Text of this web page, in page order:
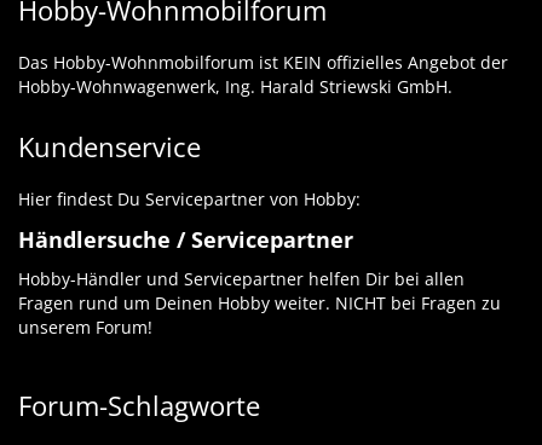
Hobby-Wohnmobilforum
Das Hobby-Wohnmobilforum ist KEIN offizielles Angebot der
Hobby-Wohnwagenwerk, Ing. Harald Striewski GmbH.
Kundenservice
Hier findest Du Servicepartner von Hobby:
Händlersuche / Servicepartner
Hobby-Händler und Servicepartner helfen Dir bei allen
Fragen rund um Deinen Hobby weiter. NICHT bei Fragen zu
unserem Forum!
Forum-Schlagworte